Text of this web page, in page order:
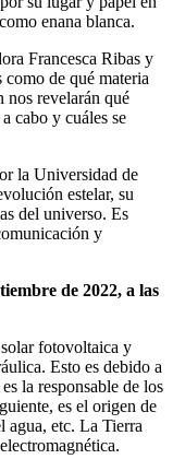
enana blanca.
Francesca Ribas y
como de qué materia
nos revelarán qué
cabo y cuáles se
la Universidad de
estelar, su
del universo. Es
y
de 2022, a las
fotovoltaica y
Esto es debido a
la responsable de los
es el origen de
agua, etc. La Tierra